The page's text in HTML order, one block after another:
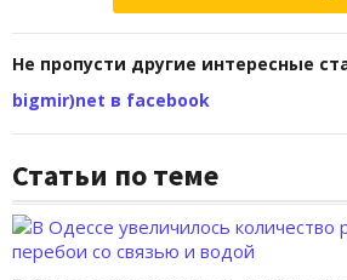
Не пропусти другие интересные
bigmir)net в facebook
Статьи по теме